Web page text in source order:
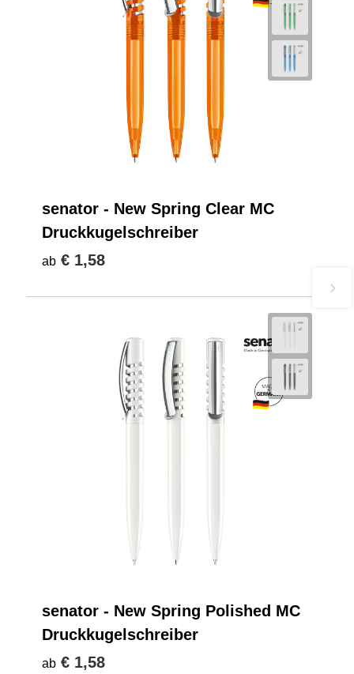
senator - New Spring Clear MC
Druckkugelschreiber
ab € 1,58
senator - New Spring Polished MC
Druckkugelschreiber
ab € 1,58